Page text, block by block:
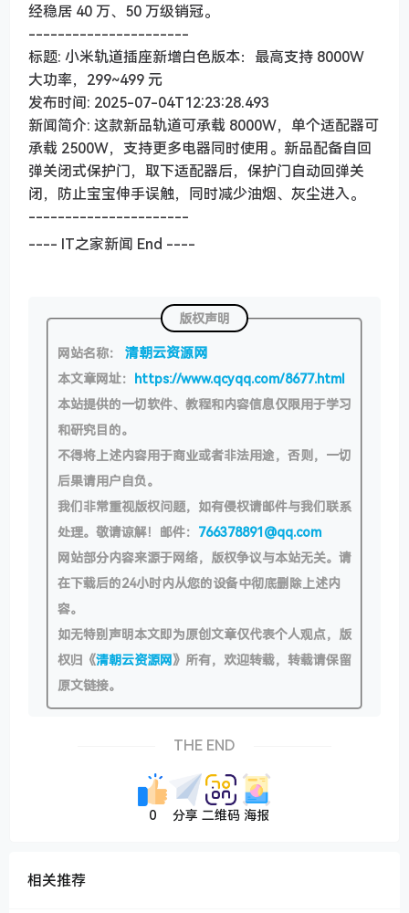
经稳居 40 万、50 万级销冠。
----------------------
标题: 小米轨道插座新增白色版本：最高支持 8000W
大功率，299~499 元
发布时间: 2025-07-04T12:23:28.493
新闻简介: 这款新品轨道可承载 8000W，单个适配器可
承载 2500W，支持更多电器同时使用。新品配备自回
弹关闭式保护门，取下适配器后，保护门自动回弹关
闭，防止宝宝伸手误触，同时减少油烟、灰尘进入。
----------------------
---- IT之家新闻 End ----
版权声明
网站名称： 清朝云资源网
本文章网址： https://www.qcyqq.com/8677.html
本站提供的一切软件、教程和内容信息仅限用于学习
和研究目的。
不得将上述内容用于商业或者非法用途，否则，一切
后果请用户自负。
我们非常重视版权问题，如有侵权请邮件与我们联系
处理。敬请谅解！邮件： 766378891@qq.com
网站部分内容来源于网络，版权争议与本站无关。请
在下载后的24小时内从您的设备中彻底删除上述内
容。
如无特别声明本文即为原创文章仅代表个人观点，版
权归《清朝云资源网》所有，欢迎转载，转载请保留
原文链接。
THE END
0 分享 二维码 海报
相关推荐